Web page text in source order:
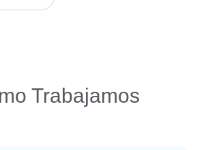
Trabajamos